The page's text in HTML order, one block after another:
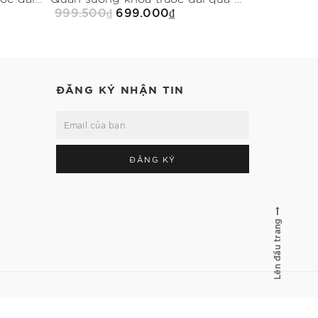
999.500₫ 699.000₫
ĐĂNG KÝ NHẬN TIN
ĐĂNG KÝ
Lên đầu trang